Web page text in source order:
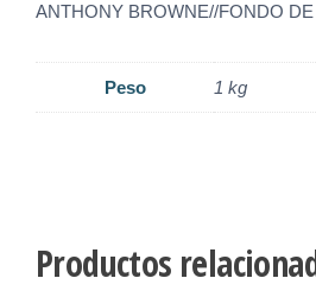
ANTHONY BROWNE//FONDO
Peso 1 kg
Productos